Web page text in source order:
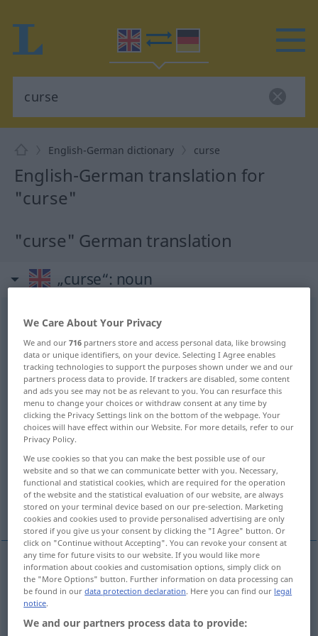
English-German dictionary curse
English-German translation for
"curse"
"curse" German translation
„curse“: noun
curse [kəː(r)s]
Overview of all translations
(For more details, click/tap on the translation)
Fluch
Verdammung, Bannfluch, Kirchenbann
Fluch, Unglück Menstruation, Periode
Verwünschung, Fluch
Fluchm cursemagic phrase
We Care About Your Privacy
We and our716 partners store and access personal data, like browsing
data or unique identifiers, on your device. Selecting I Agree enables
tracking technologies to support the purposes shown under we and our
partners process data to provide. If trackers are disabled, some content
and ads you see may not be as relevant to you. You can resurface this
menu to change your choices or withdraw consent at any time by
clicking the Privacy Settings link on the bottom of the webpage. Your
choices will have effect within our Website. For more details, refer to our
Privacy Policy.
We use cookies so that you can make the best possible use of our
website and so that we can communicate better with you. Necessary,
functional and statistical cookies, which are required for the operation
of the website and the statistical evaluation of our website, are always
stored on your terminal device based on our pre-selection. Marketing
cookies and cookies used to provide personalised advertising are only
stored if you give us your consent by clicking the "I Agree" button. Or
click on "Continue without Accepting". You can revoke your consent at
any time for future visits to our website. If you would like more
information about cookies and customisation options, simply click on
the "More Options" button. Further information on data processing can
be found in ourdata protection declaration. Here you can find our legal
notice.
We and our partners process data to provide: